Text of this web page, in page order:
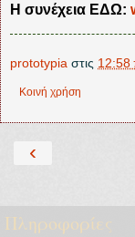
Η συνέχεια ΕΔΩ:
prototypia στις 12:58
Κοινή χρήση
‹
Πληροφορίες